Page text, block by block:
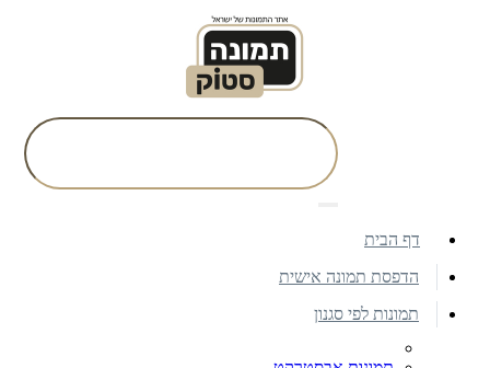
דף הבית
הדפסת תמונה אישית
תמונות לפי סגנון